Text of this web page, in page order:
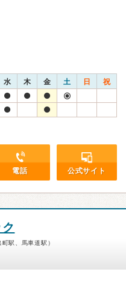
水 木 金 土 日 祝
電話 公式サイト
駅、馬車道駅）